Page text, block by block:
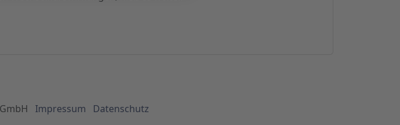
Impressum Datenschutz